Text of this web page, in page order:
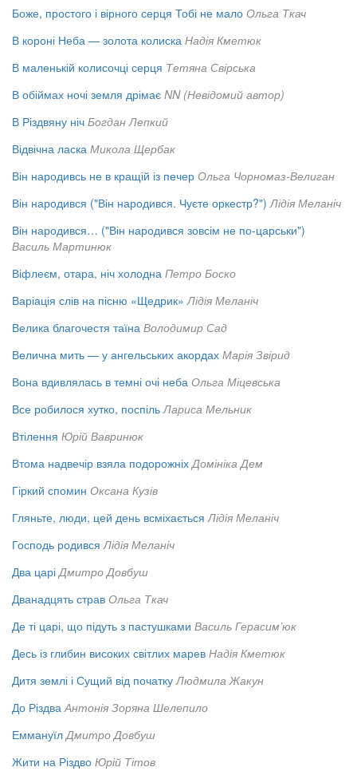
Боже, простого і вірного серця Тобі не мало Ольга Ткач
В короні Неба — золота колиска Надія Кметюк
В маленькій колисочці серця Тетяна Свірська
В обіймах ночі земля дрімає NN (Невідомий автор)
В Різдвяну ніч Богдан Лепкий
Відвічна ласка Микола Щербак
Він народивсь не в кращій із печер Ольга Чорномаз-Велиган
Він народився ("Він народився. Чуєте оркестр?") Лідія Меланіч
Він народився… ("Він народився зовсім не по-царськи")
Василь Мартинюк
Віфлеєм, отара, ніч холодна Петро Боско
Варіація слів на пісню «Щедрик» Лідія Меланіч
Велика благочестя таїна Володимир Сад
Велична мить — у ангельських акордах Марія Звірид
Вона вдивлялась в темні очі неба Ольга Міцевська
Все робилося хутко, поспіль Лариса Мельник
Втілення Юрій Вавринюк
Втома надвечір взяла подорожніх Домініка Дем
Гіркий спомин Оксана Кузів
Гляньте, люди, цей день всміхається Лідія Меланіч
Господь родився Лідія Меланіч
Два царі Дмитро Довбуш
Дванадцять страв Ольга Ткач
Де ті царі, що підуть з пастушками Василь Герасим’юк
Десь із глибин високих світлих марев Надія Кметюк
Дитя землі і Сущий від початку Людмила Жакун
До Різдва Антонія Зоряна Шелепило
Еммануїл Дмитро Довбуш
Жити на Різдво Юрій Тітов